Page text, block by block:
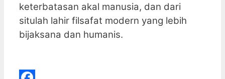
keterbatasan akal manusia, dan dari
situlah lahir filsafat modern yang lebih
bijaksana dan humanis.